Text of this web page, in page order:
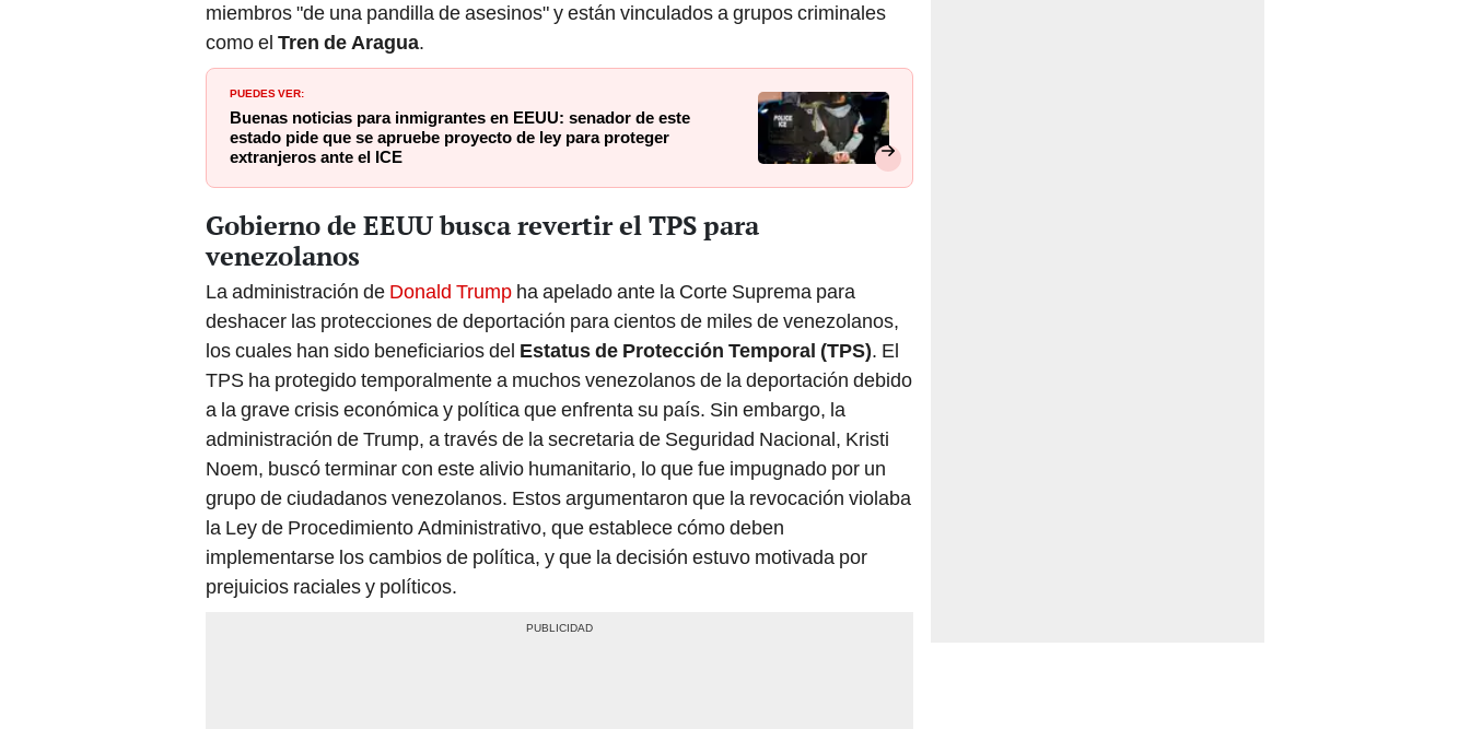
miembros "de una pandilla de asesinos" y están vinculados a grupos criminales
como el Tren de Aragua.
PUEDES VER:
Buenas noticias para inmigrantes en EEUU: senador de este
estado pide que se apruebe proyecto de ley para proteger
extranjeros ante el ICE
Gobierno de EEUU busca revertir el TPS para
venezolanos
La administración de Donald Trump ha apelado ante la Corte Suprema para
deshacer las protecciones de deportación para cientos de miles de venezolanos,
los cuales han sido beneficiarios del Estatus de Protección Temporal (TPS). El
TPS ha protegido temporalmente a muchos venezolanos de la deportación debido
a la grave crisis económica y política que enfrenta su país. Sin embargo, la
administración de Trump, a través de la secretaria de Seguridad Nacional, Kristi
Noem, buscó terminar con este alivio humanitario, lo que fue impugnado por un
grupo de ciudadanos venezolanos. Estos argumentaron que la revocación violaba
la Ley de Procedimiento Administrativo, que establece cómo deben
implementarse los cambios de política, y que la decisión estuvo motivada por
prejuicios raciales y políticos.